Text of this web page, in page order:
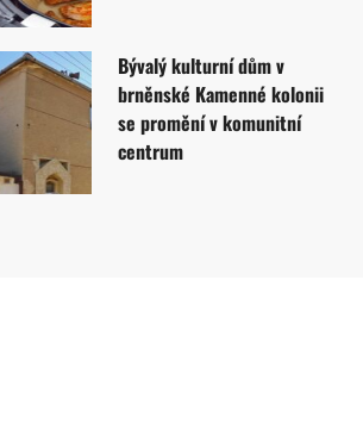
Bývalý kulturní dům v
brněnské Kamenné kolonii
se promění v komunitní
centrum